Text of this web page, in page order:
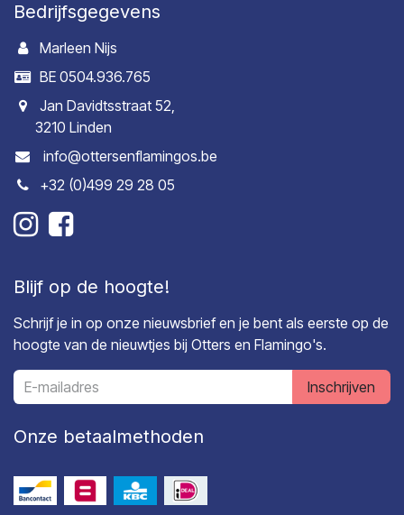
Bedrijfsgegevens
Marleen Nijs
BE 0504.936.765
Jan Davidtsstraat 52,
3210 Linden
info@ottersenflamingos.be
+32 (0)499 29 28 05
Blijf op de hoogte!
Schrijf je in op onze nieuwsbrief en je bent als eerste op de
hoogte van de nieuwtjes bij Otters en Flamingo's.
Inschrijven
Onze betaalmethoden